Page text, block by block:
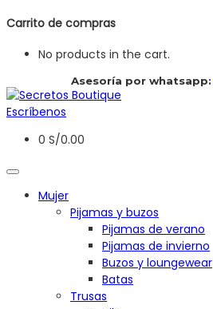
Carrito de compras
No products in the cart.
Asesoría por whatsapp:
Escríbenos
0 S/0.00
Mujer
Pijamas y buzos
Pijamas de verano
Pijamas de invierno
Buzos y loungewear
Batas
Trusas